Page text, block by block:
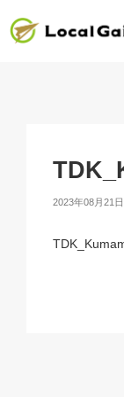
2023年08月21日